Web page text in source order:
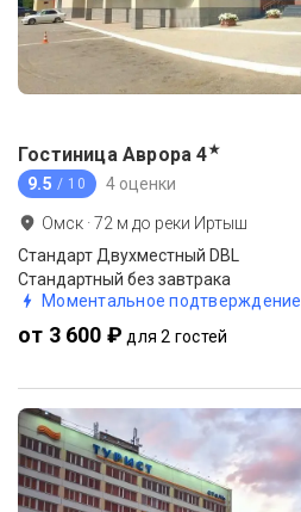
Гостиница Аврора 4★
9.5 / 10 4 оценки
Омск ·72 м до реки Иртыш
Стандарт Двухместный DBL
Стандартный без завтрака
Моментальное подтверждение
от 3 600 ₽ для 2 гостей